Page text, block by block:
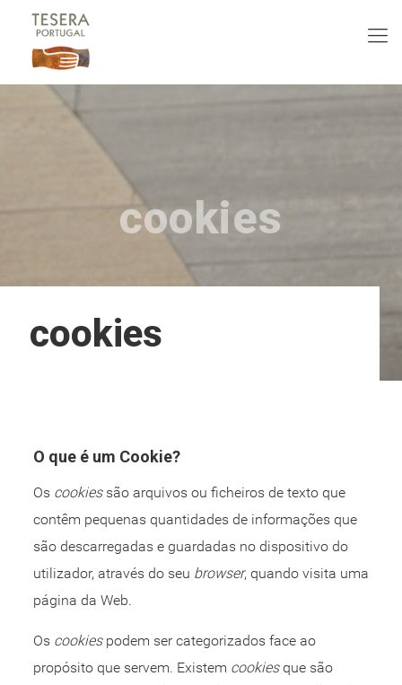
cookies
cookies
O que é um Cookie?
Os cookiessão arquivos ou ficheiros de texto que
contêm pequenas quantidades de informações que
são descarregadas e guardadas no dispositivo do
utilizador, através do seu browser, quando visita uma
página da Web.
Os cookies podem ser categorizados face ao
propósito que servem. Existem cookiesque são